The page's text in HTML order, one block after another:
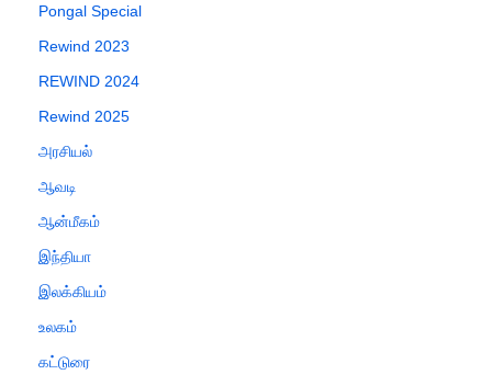
Pongal Special
Rewind 2023
REWIND 2024
Rewind 2025
அரசியல்
ஆவடி
ஆன்மீகம்
இந்தியா
இலக்கியம்
உலகம்
கட்டுரை